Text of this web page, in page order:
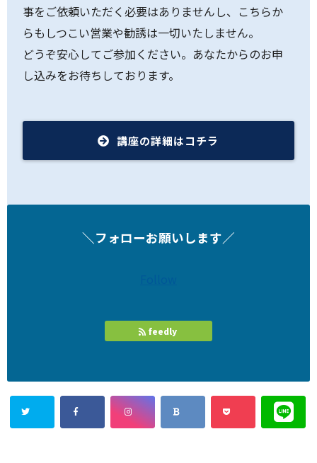
事をご依頼いただく必要はありませんし、こちらか
らもしつこい営業や勧誘は一切いたしません。
どうぞ安心してご参加ください。あなたからのお申
し込みをお待ちしております。
講座の詳細はコチラ
＼フォローお願いします／
feedly